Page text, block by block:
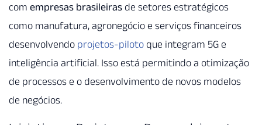
com empresas brasileiras de setores estratégicos
como manufatura, agronegócio e serviços financeiros
desenvolvendo projetos-piloto que integram 5G e
inteligência artificial. Isso está permitindo a otimização
de processos e o desenvolvimento de novos modelos
de negócios.